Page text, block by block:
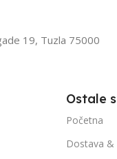
19, Tuzla 75000
Ostale
Početna
Dostava &